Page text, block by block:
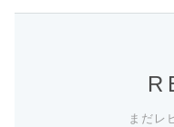
まだレ